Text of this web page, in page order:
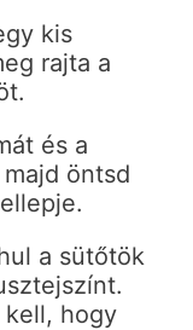
kis
rajta a
és a
öntsd
a sütőtök
kell, hogy